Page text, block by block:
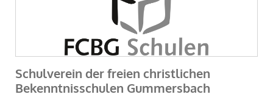
Schulverein der freien christlichen
Bekenntnisschulen Gummersbach